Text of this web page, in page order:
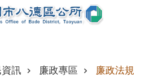
訊 廉政專區 廉政法規